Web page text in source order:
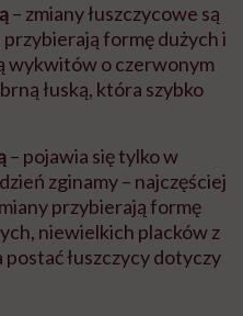
– zmiany łuszczycowe są
formę dużych i
wykwitów o czerwonym
łuską, która szybko
– pojawia się tylko w
zginamy – najczęściej
przybierają formę
niewielkich placków z
postać łuszczycy dotyczy